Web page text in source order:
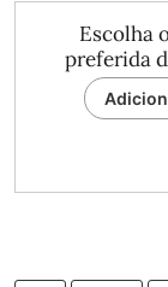
Escolha
preferida